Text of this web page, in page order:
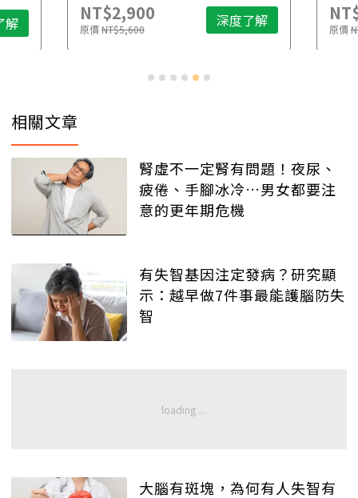
解 NT$2,900
原價NT$5,600 深度了解 原價
相關文章
腎虛不一定腎有問題！夜尿、
疲倦、手腳冰冷…男女都要注
意的更年期危機
有失智基因注定發病？研究顯
示：越早做7件事最能護腦防失
智
大腦有斑塊，為何有人失智有